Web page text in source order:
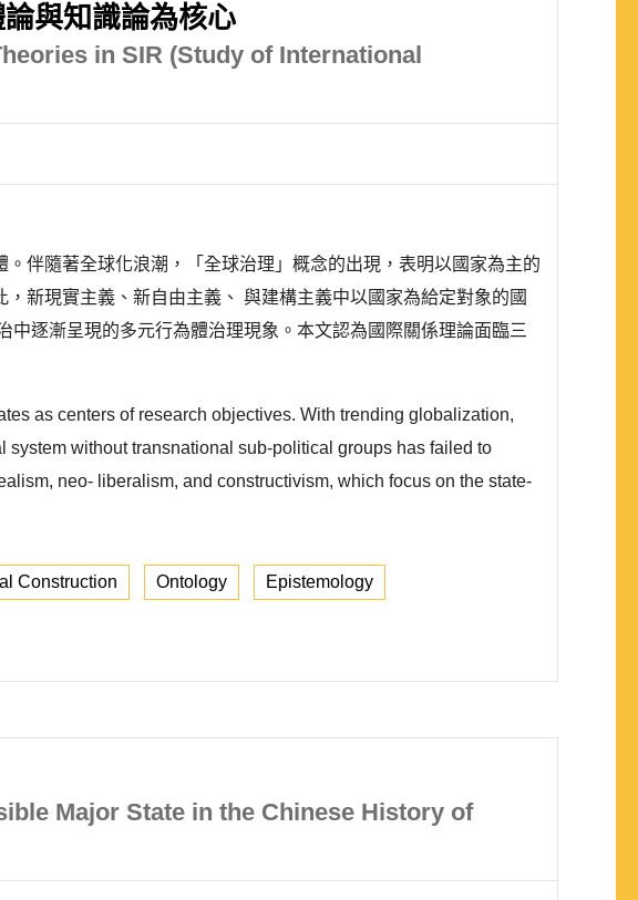
與知識論為核心
in SIR (Study of International
伴隨著全球化浪潮，「全球治理」概念的出現，表明以國家為主的
新現實主義、新自由主義、 與建構主義中以國家為給定對象的國
逐漸呈現的多元行為體治理現象。本文認為國際關係理論面臨三
as centers of research objectives. With trending globalization,
without transnational sub-political groups has failed to
neo- liberalism, and constructivism, which focus on the state-
Construction Ontology Epistemology
Major State in the Chinese History of